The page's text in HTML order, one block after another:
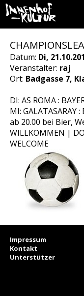
Datum: Di,
Veranstalter: raj
Ort: Badgasse 7,
DI: AS ROMA :
MI: GALATASARAY
ab 20.00 bei Bier,
WILLKOMMEN |
WELCOME
Impressum
Kontakt
Unterstützer